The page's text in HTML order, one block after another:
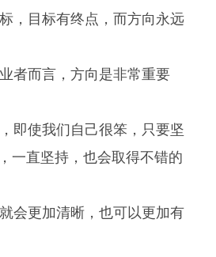
目标有终点，而方向永远
者而言，方向是非常重要
即使我们自己很笨，只要坚
一直坚持，也会取得不错的
会更加清晰，也可以更加有